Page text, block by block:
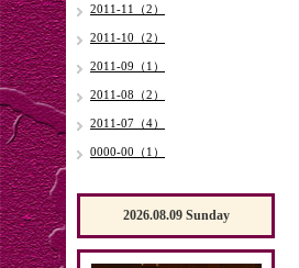
2011-11（2）
2011-10（2）
2011-09（1）
2011-08（2）
2011-07（4）
0000-00（1）
2026.08.09 Sunday